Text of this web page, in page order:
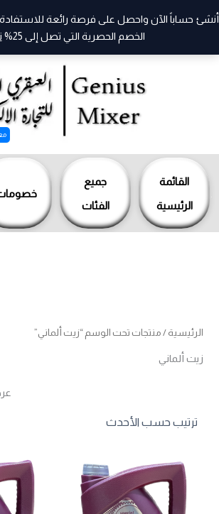
القائمة
الرئيسية
جميع
الفئات
أنشئ حساباً الآن واحصل على فرصة رائعة
الخصم الحصرية التي تصل إلى 25%
تخطي
الرئيسية / منتجات تحت الوسم “زيت ألماني”
زيت ألماني
عرض ⁦19⁩